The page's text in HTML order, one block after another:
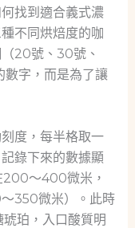
找到適合義式濃
不同烘焙度的咖
20號、30號、
字，而是為了讓
度，每半格取一
錄下來的數據顯
200～400微米，
350微米）。此時
珀，入口酸質明